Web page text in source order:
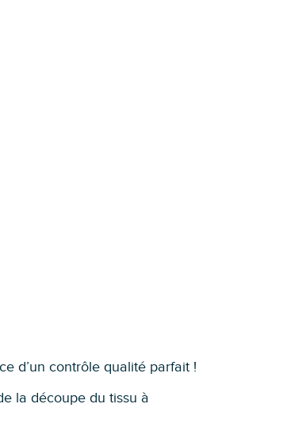
d’un contrôle qualité parfait !
la découpe du tissu à